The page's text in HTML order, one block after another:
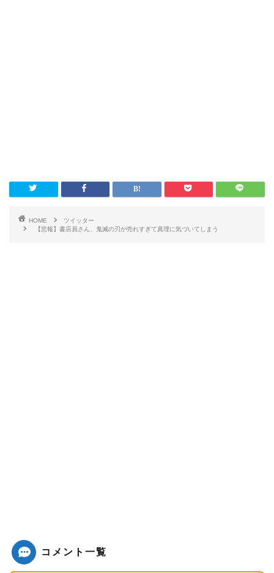
HOME
ツイッター
【悲報】書店員さん、鬼滅の刃が売れすぎて真理に気づいてしまう
コメント一覧